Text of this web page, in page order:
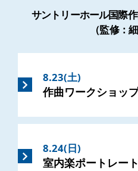
サントリーホール国際
（監修：
8.23(土)
作曲ワークショッ
8.24(日)
室内楽ポートレート